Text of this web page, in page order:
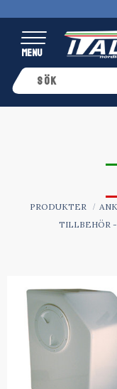
Meny
PRODUKTER
TILLBEHÖR